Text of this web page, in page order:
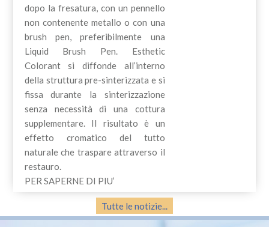
dopo la fresatura, con un pennello
non contenente metallo o con una
brush pen, preferibilmente una
Liquid Brush Pen. Esthetic
Colorant si diffonde all’interno
della struttura pre-sinterizzata e si
fissa durante la sinterizzazione
senza necessità di una cottura
supplementare. Il risultato è un
effetto cromatico del tutto
naturale che traspare attraverso il
restauro.
PER SAPERNE DI PIU’
Tutte le notizie...